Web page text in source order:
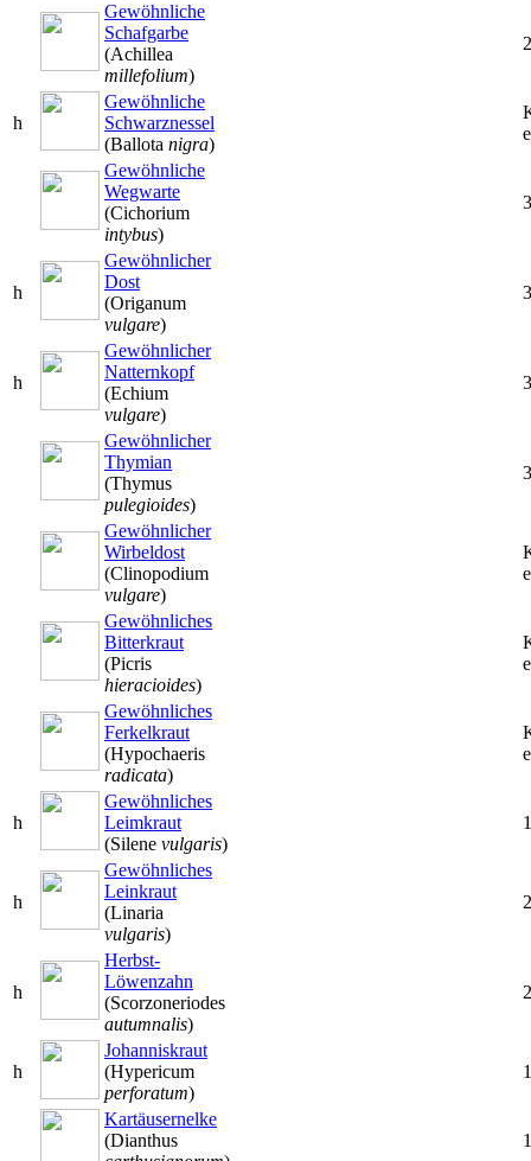
Gewöhnliche
Schafgarbe
(Achillea
millefolium)
2
h
Gewöhnliche
Schwarznessel
(Ballota nigra)
Gewöhnliche
Wegwarte
(Cichorium
intybus)
3
h
Gewöhnlicher
Dost
(Origanum
vulgare)
3
h
Gewöhnlicher
Natternkopf
(Echium
vulgare)
3
Gewöhnlicher
Thymian
(Thymus
pulegioides)
3
Gewöhnlicher
Wirbeldost
(Clinopodium
vulgare)
Gewöhnliches
Bitterkraut
(Picris
hieracioides)
Gewöhnliches
Ferkelkraut
(Hypochaeris
radicata)
h
Gewöhnliches
Leimkraut
(Silene vulgaris)
1
h
Gewöhnliches
Leinkraut
(Linaria
vulgaris)
2
h
Herbst-
Löwenzahn
(Scorzoneriodes
autumnalis)
2
h
Johanniskraut
(Hypericum
perforatum)
1
Kartäusernelke
(Dianthus
1